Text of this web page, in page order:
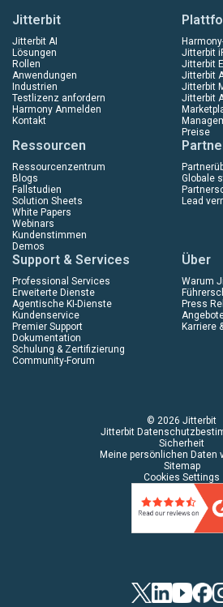
Jitterbit
Jitterbit AI
Lösungen
Rollen
Anwendungen
Industrien
Testlizenz anfordern
Harmony Anmelden
Kontakt
Jitterbit
Jitterbit
Jitterbit
Jitterbit
Jitterbit
Preise
Ressourcen
Ressourcenzentrum
Blogs
Fallstudien
Solution Sheets
White Papers
Webinars
Kundenstimmen
Demos
Globale
Lead
Support & Services
Professional Services
Erweiterte Dienste
Agentische KI-Dienste
Kundenservice
Premier Support
Dokumentation
Schulung & Zertifizierung
Community-Forum
Über
Warum
Press
Karriere
© 2026 Jitterbit
Jitterbit
Sicherheit
Meine persönlichen Daten
Sitemap
Cookies Settings
TwitterLinkedIn